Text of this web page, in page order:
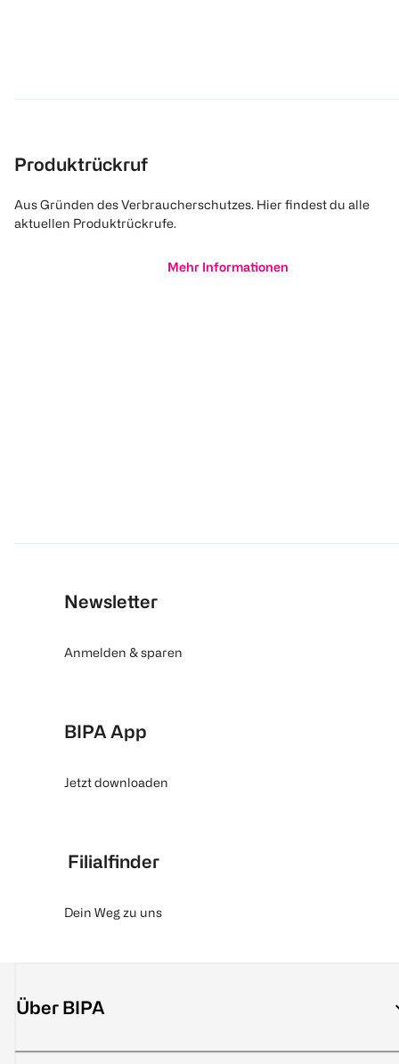
Produktrückruf
Aus Gründen des Verbraucherschutzes. Hier findest du alle
aktuellen Produktrückrufe.
Mehr Informationen
Newsletter
Anmelden & sparen
BIPA App
Jetzt downloaden
Filialfinder
Dein Weg zu uns
Über BIPA